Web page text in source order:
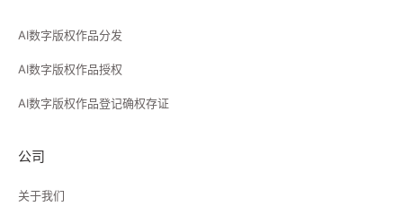
AI数字版权作品分发
AI数字版权作品授权
AI数字版权作品登记确权存证
公司
关于我们